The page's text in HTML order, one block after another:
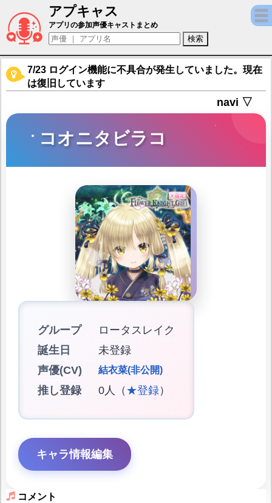
アプキャス
コオニタビラコ（声優：結衣菜(非公開))【
アプリの参加声優キャストまとめ
7/23 ログイン機能に不具合が発生していました。現在
は復旧しています
navi ▽
コオニタビラコ
グループ
ロータスレイク
誕生日
未登録
声優(CV)
結衣菜(非公開)
推し登録 0人（ ★登録）
キャラ情報編集
コメント